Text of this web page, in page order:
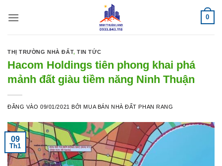
qua
0
THỊ TRƯỜNG NHÀ ĐẤT,TIN TỨC
Hacom Holdings tiên phong khai phá
mảnh đất giàu tiềm năng Ninh Thuận
ĐĂNG VÀO09/01/2021 BỞI MUA BÁN NHÀ ĐẤT PHAN RANG
09
Th1